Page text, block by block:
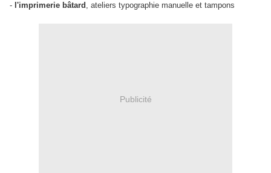
- l'imprimerie bâtard , ateliers typographie manuelle et tampons
Publicité